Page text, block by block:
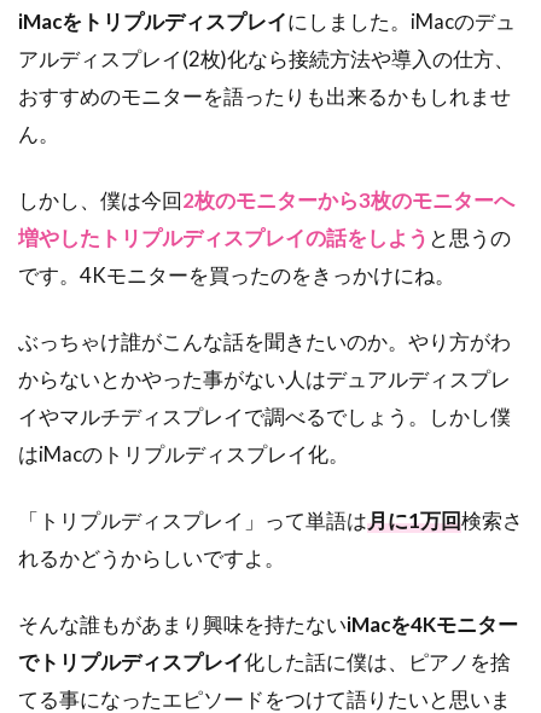
iMacをトリプルディスプレイにしました。iMacのデュ
アルディスプレイ(2枚)化なら接続方法や導入の仕方、
おすすめのモニターを語ったりも出来るかもしれませ
ん。
しかし、僕は今回2枚のモニターから3枚のモニターへ
増やしたトリプルディスプレイの話をしよう と思うの
です。4Kモニターを買ったのをきっかけにね。
ぶっちゃけ誰がこんな話を聞きたいのか。やり方がわ
からないとかやった事がない人はデュアルディスプレ
イやマルチディスプレイで調べるでしょう。しかし僕
はiMacのトリプルディスプレイ化。
「トリプルディスプレイ」って単語は月に1万回検索さ
れるかどうからしいですよ。
そんな誰もがあまり興味を持たないiMacを4Kモニター
でトリプルディスプレイ化した話に僕は、ピアノを捨
てる事になったエピソードをつけて語りたいと思いま